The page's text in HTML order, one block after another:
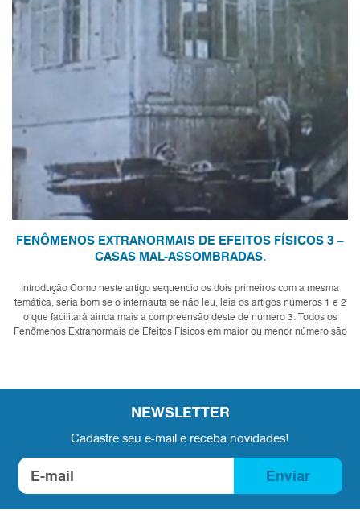
FENÔMENOS EXTRANORMAIS DE EFEITOS FÍSICOS 3 –
CASAS MAL-ASSOMBRADAS.
Introdução Como neste artigo sequencio os dois primeiros com a mesma
temática, seria bom se o internauta se não leu, leia os artigos números 1 e 2
o que facilitará ainda mais a compreensão deste de número 3. Todos os
Fenômenos Extranormais de Efeitos Físicos em maior ou menor número são
NEWSLETTER
Cadastre seu e-mail e receba novidades!
Enviar